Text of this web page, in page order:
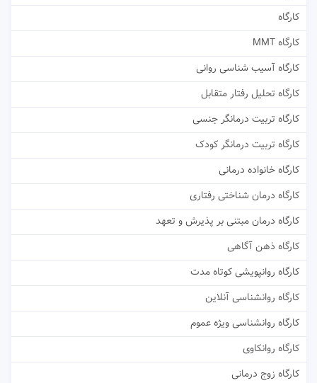
کارگاه
کارگاه MMT
کارگاه آسیب شناسی روانی
کارگاه تحلیل رفتار متقابل
کارگاه تربیت درمانگر جنسی
کارگاه تربیت درمانگر کودک
کارگاه خانواده درمانی
کارگاه درمان شناختی رفتاری
کارگاه درمان مبتنی بر پذیرش و تعهد
کارگاه ذهن آگاهی
کارگاه روانپویشی کوتاه مدت
کارگاه روانشناسی آنلاین
کارگاه روانشناسی ویژه عموم
کارگاه روانکاوی
کارگاه زوج درمانی